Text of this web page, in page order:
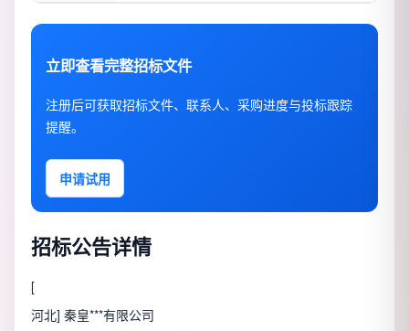
立即查看完整招标文件
注册后可获取招标文件、联系人、采购进度与投标跟踪
提醒。
申请试用
招标公告详情
[
河北] 秦皇***有限公司